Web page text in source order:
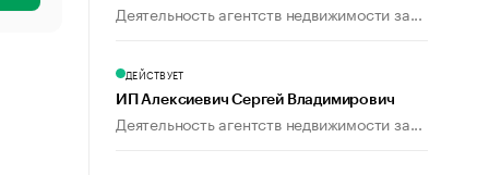
Деятельность агентств недвижимости за...
ДЕЙСТВУЕТ
ИП Алексиевич Сергей Владимирович
Деятельность агентств недвижимости за...